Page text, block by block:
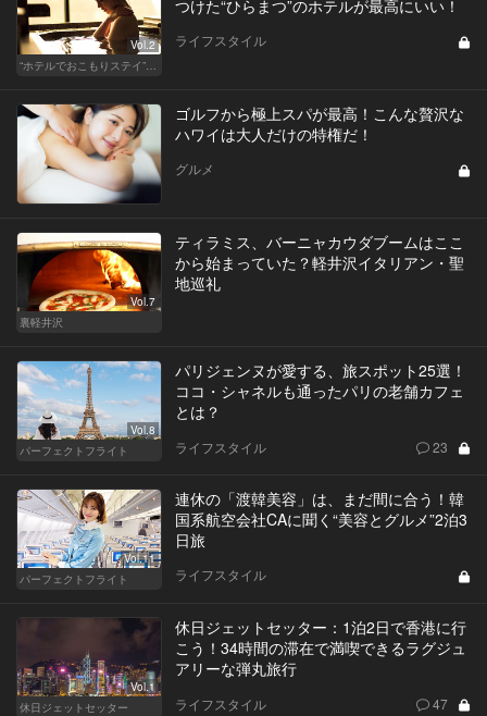
Vol.2
“ホテルでおこもりステイ”が大人デートに最高の選択だ
つけた“ひらまつ”のホテルが最高にいい！
ライフスタイル
ゴルフから極上スパが最高！こんな贅沢な
ハワイは大人だけの特権だ！
グルメ
Vol.7
裏軽井沢
ティラミス、バーニャカウダブームはここ
から始まっていた？軽井沢イタリアン・聖
地巡礼
Vol.8
パーフェクトフライト
パリジェンヌが愛する、旅スポット25選！
ココ・シャネルも通ったパリの老舗カフェ
とは？
ライフスタイル 23
Vol.11
パーフェクトフライト
連休の「渡韓美容」は、まだ間に合う！韓
国系航空会社CAに聞く“美容とグルメ”2泊3
日旅
ライフスタイル
Vol.1
休日ジェットセッター
休日ジェットセッター：1泊2日で香港に行
こう！34時間の滞在で満喫できるラグジュ
アリーな弾丸旅行
ライフスタイル 47